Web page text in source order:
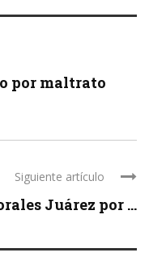
por maltrato
Siguiente artículo
Juárez por ...